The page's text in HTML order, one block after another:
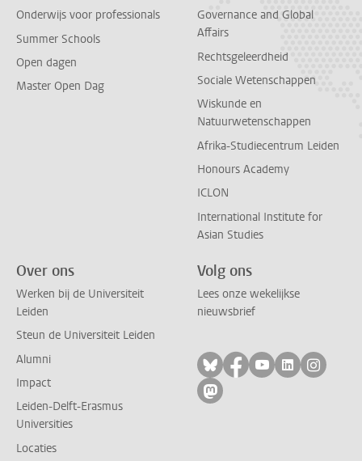
Onderwijs voor professionals
Summer Schools
Open dagen
Master Open Dag
Governance and Global
Affairs
Rechtsgeleerdheid
Sociale Wetenschappen
Wiskunde en
Natuurwetenschappen
Afrika-Studiecentrum Leiden
Honours Academy
ICLON
International Institute for
Asian Studies
Over ons
Werken bij de Universiteit
Leiden
Steun de Universiteit Leiden
Alumni
Impact
Leiden-Delft-Erasmus
Universities
Locaties
Volg ons
Lees onze wekelijkse
nieuwsbrief
Volg ons op bluesky
Volg ons op
Volg ons op
Volg ons
Volg
Volg ons op mastodon